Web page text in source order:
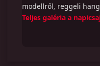
modellről, reggeli
Teljes galéria a